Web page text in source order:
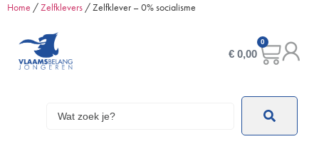
Home /Zelfklevers / Zelfklever – 0% socialisme
€ 0,00
0